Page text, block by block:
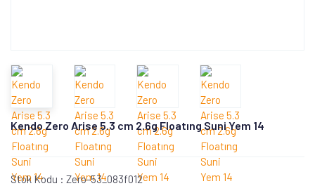
Kendo Zero Arise 5.3 cm 2.6g Floatıng Suni Yem 14
Stok Kodu : Zero-53_083f012